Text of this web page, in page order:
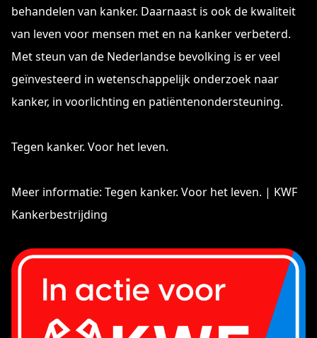
behandelen van kanker. Daarnaast is ook de kwaliteit
van leven voor mensen met en na kanker verbeterd.
Met steun van de Nederlandse bevolking is er veel
geïnvesteerd in wetenschappelijk onderzoek naar
kanker, in voorlichting en patiëntenondersteuning.
Tegen kanker. Voor het leven.
Meer informatie: Tegen kanker. Voor het leven. | KWF
Kankerbestrijding